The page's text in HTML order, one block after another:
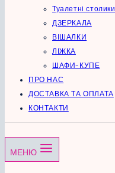
Туалетні столики
ДЗЕРКАЛА
ВІШАЛКИ
ЛІЖКА
ШАФИ-КУПЕ
ПРО НАС
ДОСТАВКА ТА ОПЛАТА
КОНТАКТИ
МЕНЮ